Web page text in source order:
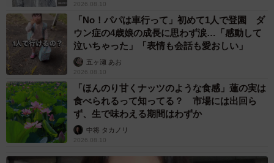
2026.08.10
「No！パパは車行って」初めて1人で登園 ダ
ウン症の4歳娘の成長に思わず涙…「感動して
泣いちゃった」「表情も会話も愛おしい」
五ヶ瀬 あお
2026.08.10
「ほんのり甘くナッツのような食感」蓮の実は
食べられるって知ってる？ 市場には出回ら
ず、生で味わえる期間はわずか
中将 タカノリ
2026.08.10